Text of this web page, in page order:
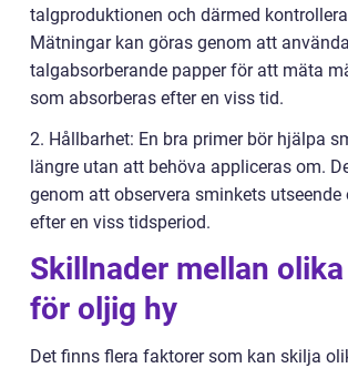
talgproduktionen och därmed
Mätningar kan göras genom att använda
talgabsorberande papper för att mäta
som absorberas efter en viss tid.
2. Hållbarhet: En bra primer bör hjälpa
längre utan att behöva appliceras om.
genom att observera sminkets
efter en viss tidsperiod.
Skillnader mellan
för oljig hy
Det finns flera faktorer som kan skilja